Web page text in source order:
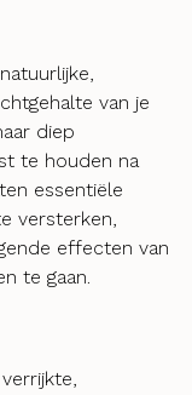
van je
diep
te houden na
essentiële
versterken,
effecten van
te gaan.